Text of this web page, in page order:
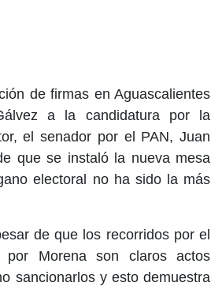
de firmas en Aguascalientes
a la candidatura por la
el senador por el PAN, Juan
que se instaló la nueva mesa
electoral no ha sido la más
de que los recorridos por el
por Morena son claros actos
sancionarlos y esto demuestra